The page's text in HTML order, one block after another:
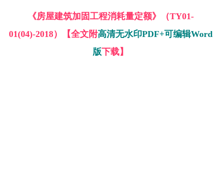
《房屋建筑加固工程消耗量定额》（TY01-
01(04)-2018）【全文附高清无水印PDF+可编辑Word
版下载】